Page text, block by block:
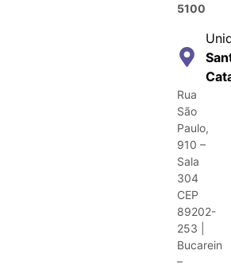
5100
Rua
São
Paulo,
910 –
Sala
304
CEP
89202-
253 |
Bucarein
–